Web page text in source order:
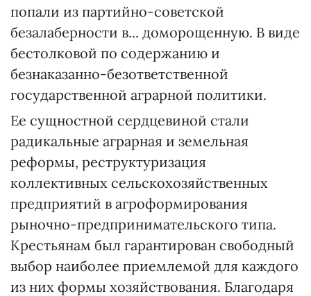
попали из партийно-советской
безалаберности в... доморощенную. В виде
бестолковой по содержанию и
безнаказанно-безответственной
государственной аграрной политики.
Ее сущностной сердцевиной стали
радикальные аграрная и земельная
реформы, реструктуризация
коллективных сельскохозяйственных
предприятий в агроформирования
рыночно-предпринимательского типа.
Крестьянам был гарантирован свободный
выбор наиболее приемлемой для каждого
из них формы хозяйствования. Благодаря